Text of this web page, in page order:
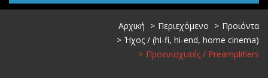
Αρχική Περιεχόμενο
Προιόντα
Ήχος / (hi-fi, hi-end, home cinema)
Προενισχυτές / Preamplifiers